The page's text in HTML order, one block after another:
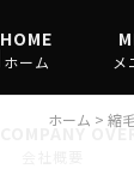
HOME
ホーム メ
縮
COMPANY
ホーム > 縮